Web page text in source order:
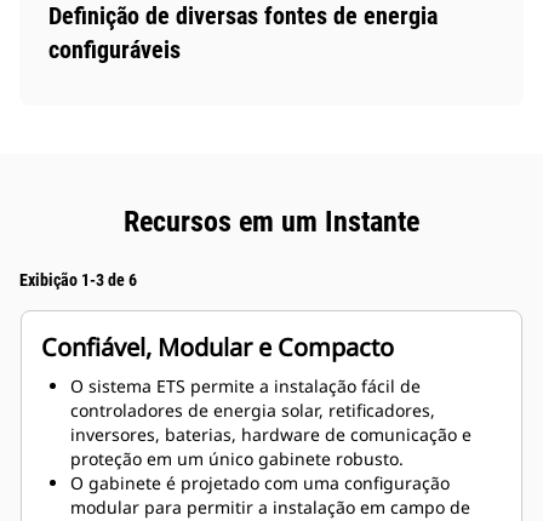
Definição de diversas fontes de energia
configuráveis
Recursos em um Instante
Exibição 1-3 de 6
Confiável, Modular e Compacto
O sistema ETS permite a instalação fácil de
controladores de energia solar, retificadores,
inversores, baterias, hardware de comunicação e
proteção em um único gabinete robusto.
O gabinete é projetado com uma configuração
modular para permitir a instalação em campo de